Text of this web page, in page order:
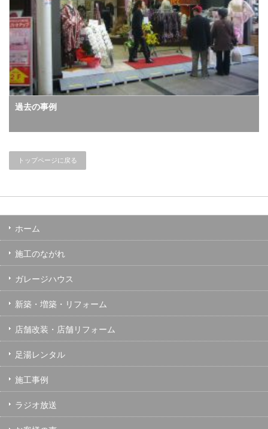
過去の事例
トップページに戻る
ホーム
施工のながれ
ガレージハウス
新築・増築・リフォーム
店舗改装・店舗リフォーム
足湯レンタル
施工事例
ラジオ放送